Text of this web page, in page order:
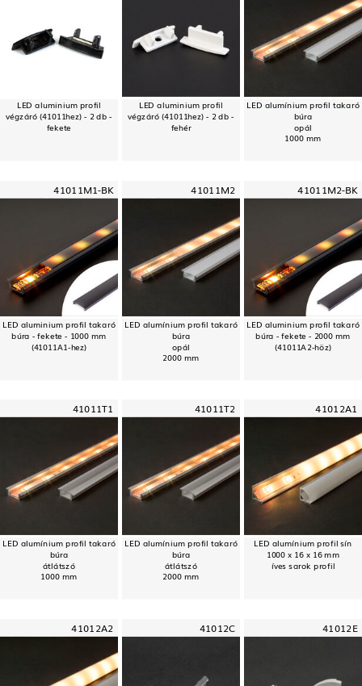
LED aluminium profil
végzáró (41011hez) - 2 db -
fekete
LED aluminium profil
végzáró (41011hez) - 2 db -
fehér
LED alumínium profil takaró
búra
opál
1000 mm
41011M1-BK
LED aluminium profil takaró
búra - fekete - 1000 mm
(41011A1-hez)
41011M2
LED alumínium profil takaró
búra
opál
2000 mm
41011M2-BK
LED aluminium profil takaró
búra - fekete - 2000 mm
(41011A2-höz)
41011T1
LED alumínium profil takaró
búra
átlátszó
1000 mm
41011T2
LED alumínium profil takaró
búra
átlátszó
2000 mm
41012A1
LED alumínium profil sín
1000 x 16 x 16 mm
íves sarok profil
41012A2 41012C 41012E